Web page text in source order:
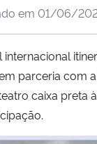
Inovações e
em 01/06/
parceria com
caixa preta